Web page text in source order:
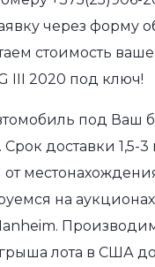
через форму
стоимость
III 2020 под ключ!
под Ваш
Срок доставки 1,5-
от
на аукционах
лота в США